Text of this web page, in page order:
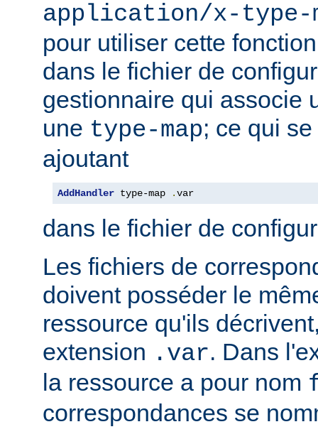
application/x-type-
pour utiliser cette
dans le fichier de
gestionnaire qui associe
une type-map; ce qui
ajoutant
AddHandler type-map .var
dans le fichier de
Les fichiers de
doivent posséder le
ressource qu'ils
extension .var. Dans
la ressource a pour nom
correspondances se